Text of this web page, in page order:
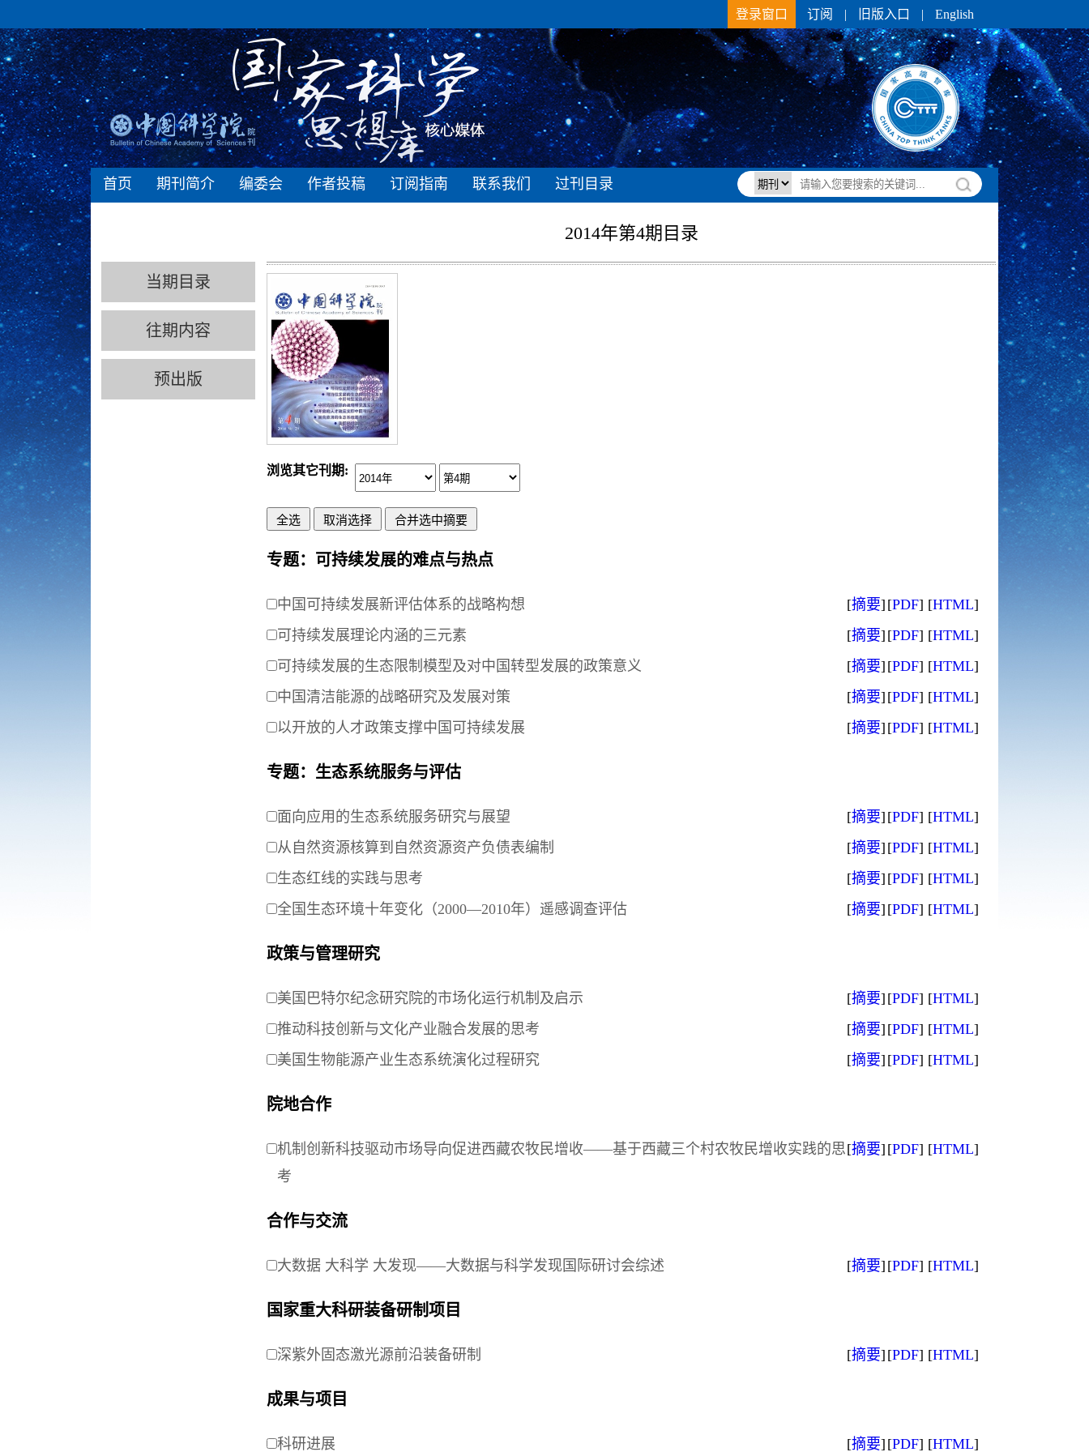
登录窗口 订阅 | 旧版入口 | English
首页 期刊简介 编委会 作者投稿 订阅指南 联系我们 过刊目录
当期目录
往期内容
预出版
2014年第4期目录
浏览其它刊期:
专题：可持续发展的难点与热点
中国可持续发展新评估体系的战略构想 [摘要] [PDF] [HTML]
可持续发展理论内涵的三元素
[摘要] [PDF] [HTML]
可持续发展的生态限制模型及对中国转型发展的政策意义
[摘要] [PDF] [HTML]
中国清洁能源的战略研究及发展对策
[摘要] [PDF] [HTML]
以开放的人才政策支撑中国可持续发展
[摘要] [PDF] [HTML]
专题：生态系统服务与评估
面向应用的生态系统服务研究与展望 [摘要] [PDF] [HTML]
从自然资源核算到自然资源资产负债表编制
[摘要] [PDF] [HTML]
生态红线的实践与思考
[摘要] [PDF] [HTML]
全国生态环境十年变化（2000—2010年）遥感调查评估
[摘要] [PDF] [HTML]
政策与管理研究
美国巴特尔纪念研究院的市场化运行机制及启示 [摘要] [PDF] [HTML]
推动科技创新与文化产业融合发展的思考
[摘要] [PDF] [HTML]
美国生物能源产业生态系统演化过程研究
[摘要] [PDF] [HTML]
院地合作
机制创新科技驱动市场导向促进西藏农牧民增收——基于西藏三个村农牧民增收实践的思
考
[摘要] [PDF] [HTML]
合作与交流
大数据 大科学 大发现——大数据与科学发现国际研讨会综述 [摘要] [PDF] [HTML]
国家重大科研装备研制项目
深紫外固态激光源前沿装备研制 [摘要] [PDF] [HTML]
成果与项目
科研进展 [摘要] [PDF] [HTML]